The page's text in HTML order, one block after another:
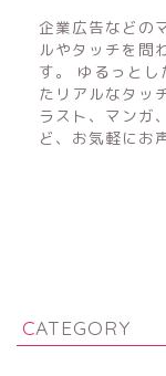
企業広告などの
ルやタッチを問
す。 ゆるっとし
たリアルなタッ
ラスト、マンガ
ど、お気軽にお
CATEGORY